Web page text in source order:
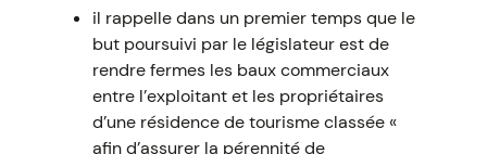
il rappelle dans un premier temps que le
but poursuivi par le législateur est de
rendre fermes les baux commerciaux
entre l’exploitant et les propriétaires
d’une résidence de tourisme classée «
afin d’assurer la pérennité de